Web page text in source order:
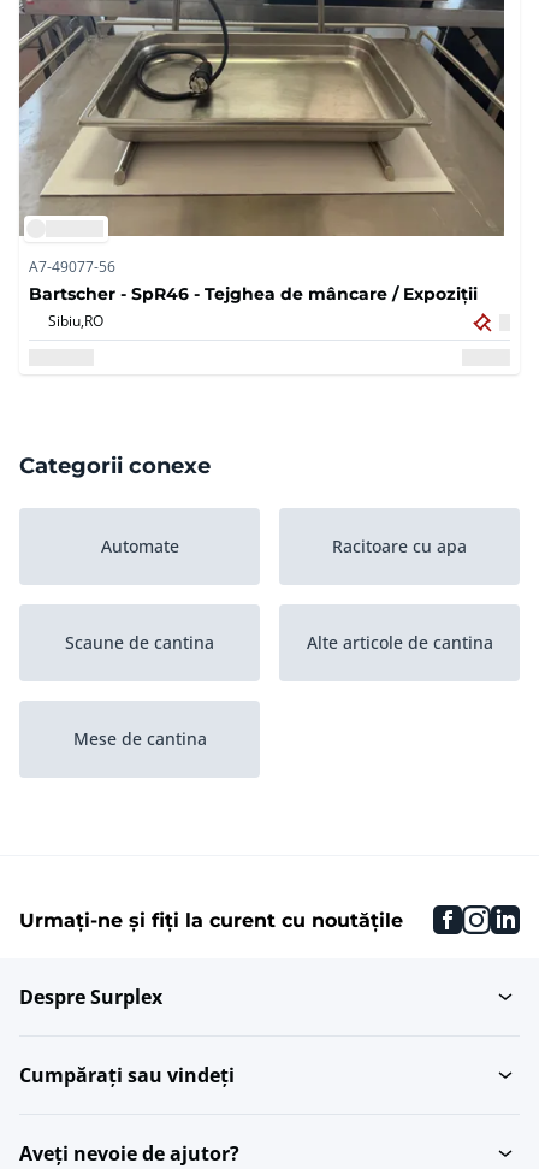
A7-49077-56
Bartscher - SpR46 - Tejghea de mâncare / Expoziții
Sibiu,RO
Categorii conexe
Automate Racitoare cu apa
Scaune de cantina Alte articole de cantina
Mese de cantina
Urmați-ne și fiți la curent cu noutățile
Despre Surplex
Cumpărați sau vindeți
Aveți nevoie de ajutor?